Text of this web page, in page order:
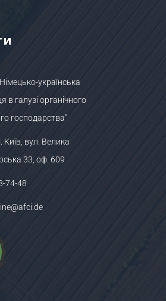
українська
в галузі органічного
господарства"
Київ, вул. Велика
33, оф. 609
74-48